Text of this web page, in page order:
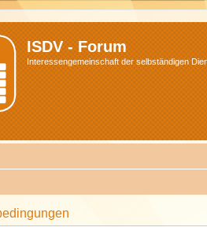
ISDV - Forum
Interessengemeinschaft der selbständigen